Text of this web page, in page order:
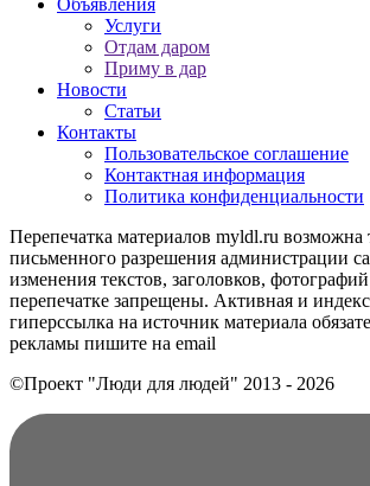
Услуги
Отдам даром
Приму в дар
Новости
Статьи
Контакты
Пользовательское соглашение
Контактная информация
Политика конфиденциальности
Перепечатка материалов myldl.ru возможна
письменного разрешения администрации
изменения текстов, заголовков,
перепечатке запрещены. Активная и
гиперссылка на источник материала
рекламы пишите на еmail
©Проект "Люди для людей" 2013 - 2026